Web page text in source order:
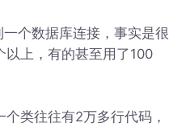
个数据库连接，事实是很
上，有的甚至用了100
类往往有2万多行代码，